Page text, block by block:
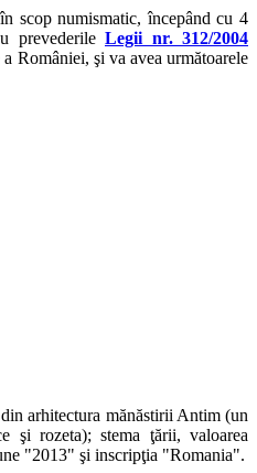
scop numismatic, începând cu 4
prevederile Legii nr. 312/2004
României, şi va avea următoarele
arhitectura mănăstirii Antim (un
şi rozeta); stema ţării, valoarea
"2013" şi inscripţia "Romania".